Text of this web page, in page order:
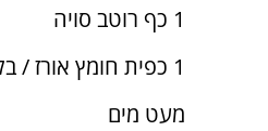
1 כף רוטב סויה
1 כפית חומץ אורז / בלסמי
מעט מים